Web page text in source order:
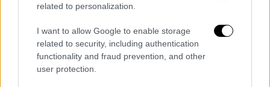
related to personalization.
I want to allow Google to enable storage
related to security, including authentication
functionality and fraud prevention, and other
user protection.
Υπουργείο Παιδείας για τα κλειστά
σχολεία λόγω κακοκαιρίας